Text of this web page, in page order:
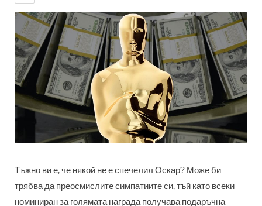
Тъжно ви е, че някой не е спечелил Оскар? Може би
трябва да преосмислите симпатиите си, тъй като всеки
номиниран за голямата награда получава подаръчна